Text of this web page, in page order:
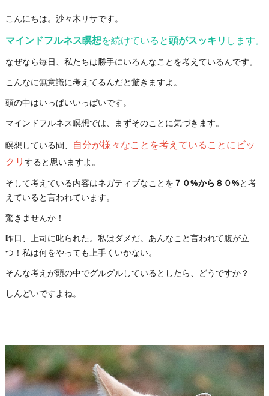
こんにちは。沙々木リサです。
マインドフルネス瞑想を続けていると頭がスッキリ します。
なぜなら毎日、私たちは勝手にいろんなことを考えているんです。
こんなに無意識に考えてるんだと驚きますよ。
頭の中はいっぱいいっぱいです。
マインドフルネス瞑想では、まずそのことに気づきます。
瞑想している間、
自分が様々なことを考えていることにビッ
クリ すると思いますよ。
そして考えている内容はネガティブなことを ７０%から８０%と考
えていると言われています。
驚きませんか！
昨日、上司に叱られた。私はダメだ。あんなこと言われて腹が立
つ！私は何をやっても上手くいかない。
そんな考えが頭の中でグルグルしているとしたら、どうですか？
しんどいですよね。